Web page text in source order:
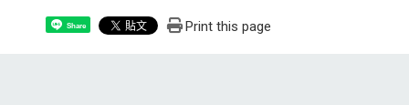
Share Print this page